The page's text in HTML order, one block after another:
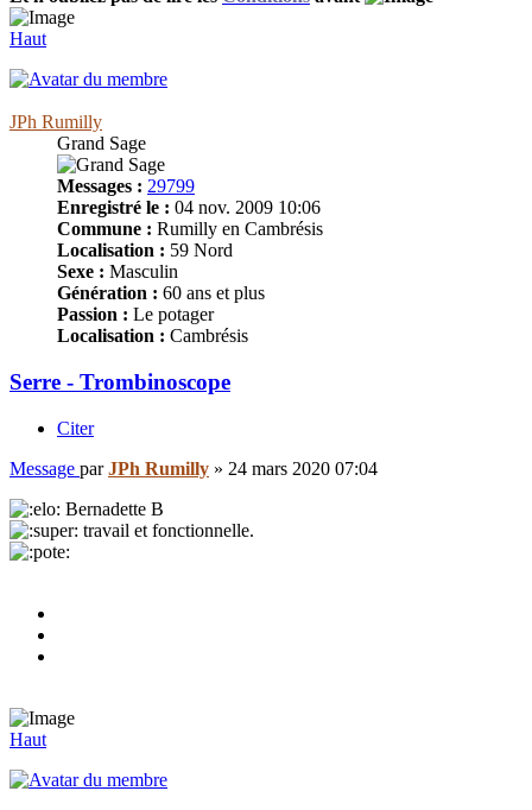
Haut
JPh Rumilly
Grand Sage
Messages : 29799
Enregistré le : 04 nov. 2009 10:06
Commune : Rumilly en Cambrésis
Localisation : 59 Nord
Sexe : Masculin
Génération : 60 ans et plus
Passion : Le potager
Localisation : Cambrésis
Serre - Trombinoscope
Citer
Message parJPh Rumilly » 24 mars 2020 07:04
Bernadette B
travail et fonctionnelle.
Haut